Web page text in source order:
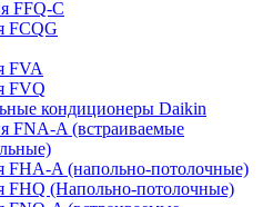
FFQ-C
FCQG
FVA
FVQ
кондиционеры Daikin
FNA-A (встраиваемые
FHA-A (напольно-потолочные)
FHQ (Напольно-потолочные)